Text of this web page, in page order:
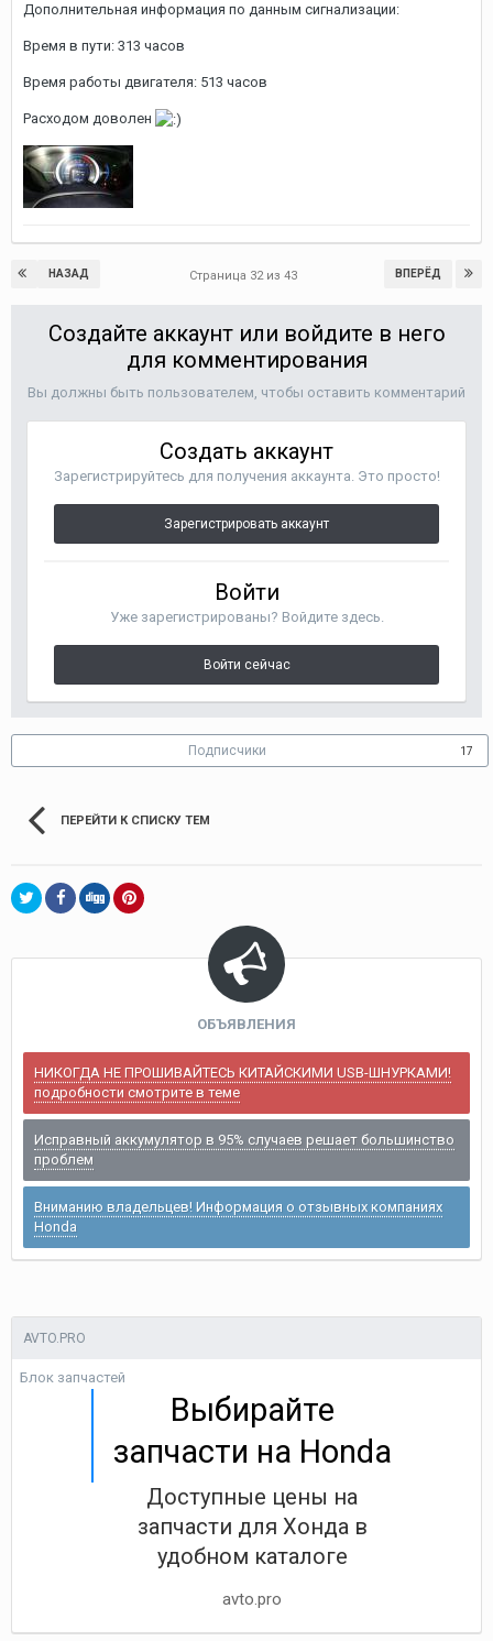
Дополнительная информация по данным сигнализации:
Время в пути: 313 часов
Время работы двигателя: 513 часов
Расходом доволен
НАЗАД ВПЕРЁД
Страница 32 из 43
Создайте аккаунт или войдите в него
для комментирования
Вы должны быть пользователем, чтобы оставить комментарий
Создать аккаунт
Зарегистрируйтесь для получения аккаунта. Это просто!
Зарегистрировать аккаунт
Войти
Уже зарегистрированы? Войдите здесь.
Войти сейчас
Подписчики 17
ПЕРЕЙТИ К СПИСКУ ТЕМ
ОБЪЯВЛЕНИЯ
НИКОГДА НЕ ПРОШИВАЙТЕСЬ КИТАЙСКИМИ USB-ШНУРКАМИ!
подробности смотрите в теме
Исправный аккумулятор в 95% случаев решает большинство
проблем
Вниманию владельцев! Информация о отзывных компаниях
Honda
AVTO.PRO
Блок запчастей
Выбирайте
запчасти на Honda
Доступные цены на
запчасти для Хонда в
удобном каталоге
avto.pro